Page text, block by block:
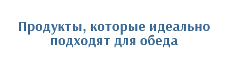
Продукты, которые идеально
подходят для обеда